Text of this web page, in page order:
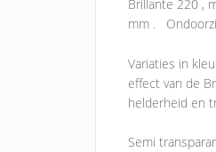
Brillante 220 ,
mm .
Variaties in
effect van de
helderheid en
Semi